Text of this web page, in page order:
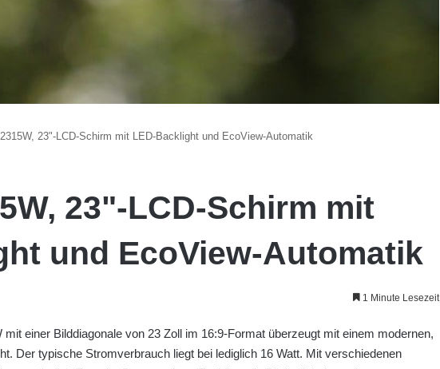
23"-LCD-Schirm mit LED-Backlight und EcoView-Automatik
23"-LCD-Schirm mit
und EcoView-Automatik
1 Minute Lesezeit
einer Bilddiagonale von 23 Zoll im 16:9-Format überzeugt mit einem modernen,
Der typische Stromverbrauch liegt bei lediglich 16 Watt. Mit verschiedenen